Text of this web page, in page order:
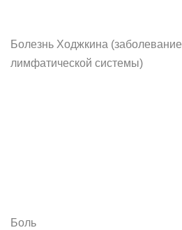
Болезнь Ходжкина (заболевание
лимфатической системы)
Боль